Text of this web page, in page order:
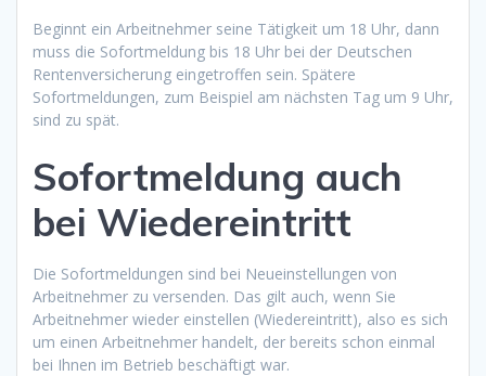
Beginnt ein Arbeitnehmer seine Tätigkeit um 18 Uhr, dann
muss die Sofortmeldung bis 18 Uhr bei der Deutschen
Rentenversicherung eingetroffen sein. Spätere
Sofortmeldungen, zum Beispiel am nächsten Tag um 9 Uhr,
sind zu spät.
Sofortmeldung auch
bei Wiedereintritt
Die Sofortmeldungen sind bei Neueinstellungen von
Arbeitnehmer zu versenden. Das gilt auch, wenn Sie
Arbeitnehmer wieder einstellen (Wiedereintritt), also es sich
um einen Arbeitnehmer handelt, der bereits schon einmal
bei Ihnen im Betrieb beschäftigt war.